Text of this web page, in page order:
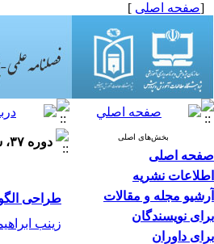
[صفحه اصلی ]
بخش‌های اصلی
صفحه اصلی
اطلاعات نشریه
آرشیو مجله و مقالات
برای نویسندگان
برای داوران
دوره ۳۷، شماره ۳ - ( ۹-۱۴۰۰ )
طراحی
زینب